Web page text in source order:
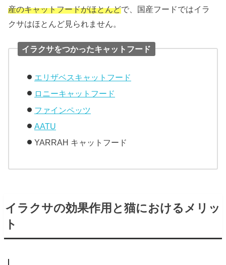
産のキャットフードがほとんどで、国産フードではイラ
クサはほとんど見られません。
イラクサをつかったキャットフード
エリザベスキャットフード
ロニーキャットフード
ファインペッツ
AATU
YARRAH キャットフード
イラクサの効果作用と猫におけるメリッ
ト